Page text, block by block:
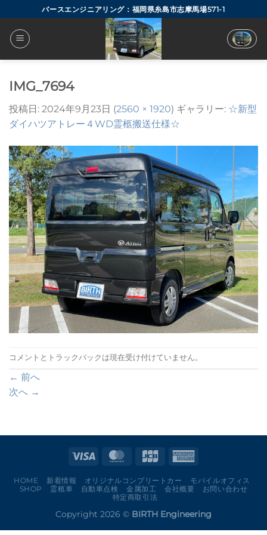
to
content
バースエンジニアリング：福岡県糸島市志摩馬場571-1
IMG_7694
投稿日: 2024年9月23日 (2560 × 1920) ギャラリー: ☆新型
ダイハツアトレー４WD霊柩搬送仕様☆
コメントとトラックバックは現在受け付けていません。
← 前へ
次へ →
HOME 新着情報 オリジナルコンプリートカー
モバイルオフィス
SHOP
霊柩車 自動車点検 金属加工 会社概要
お問い合わせ
特定商取引法
Copyright 2026 © BIRTH Engineering